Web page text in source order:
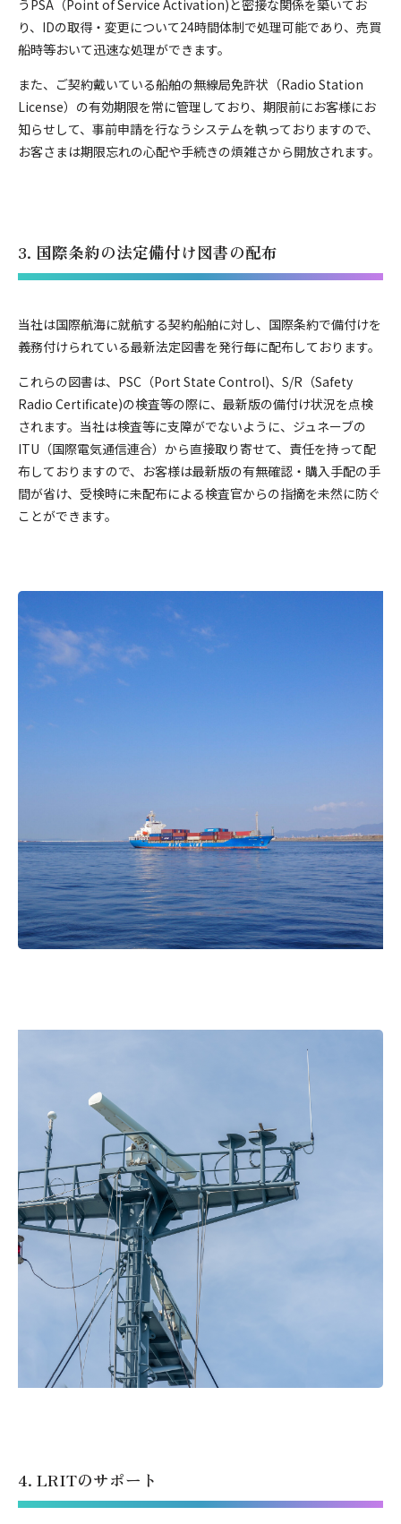
うPSA（Point of Service Activation)と密接な関係を築いてお
り、IDの取得・変更について24時間体制で処理可能であり、売買
船時等おいて迅速な処理ができます。
また、ご契約戴いている船舶の無線局免許状（Radio Station
License）の有効期限を常に管理しており、期限前にお客様にお
知らせして、事前申請を行なうシステムを執っておりますので、
お客さまは期限忘れの心配や手続きの煩雑さから開放されます。
3. 国際条約の法定備付け図書の配布
当社は国際航海に就航する契約船舶に対し、国際条約で備付けを
義務付けられている最新法定図書を発行毎に配布しております。
これらの図書は、PSC（Port State Control)、S/R（Safety
Radio Certificate)の検査等の際に、最新版の備付け状況を点検
されます。当社は検査等に支障がでないように、ジュネーブの
ITU（国際電気通信連合）から直接取り寄せて、責任を持って配
布しておりますので、お客様は最新版の有無確認・購入手配の手
間が省け、受検時に未配布による検査官からの指摘を未然に防ぐ
ことができます。
4. LRITのサポート